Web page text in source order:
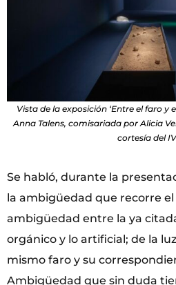
Vista de la exposición ‘Entre el faro y
Anna Talens, comisariada por Alicia
cortesía del
Se habló, durante la
la ambigüedad que recorre
ambigüedad entre la ya
orgánico y lo artificial; de la
mismo faro y su
Ambigüedad que sin duda